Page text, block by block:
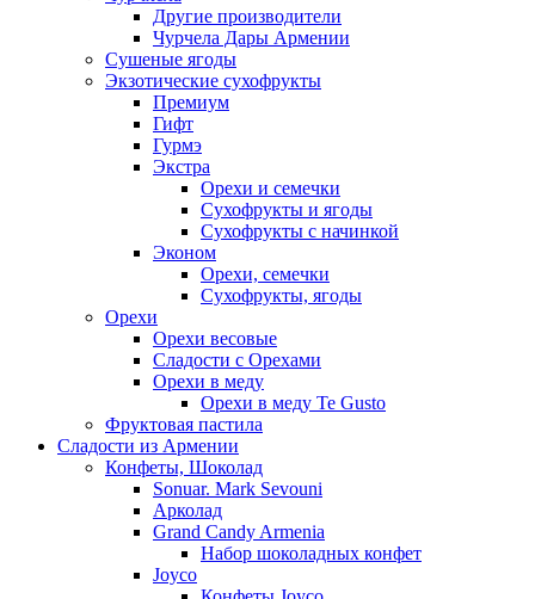
Другие производители
Чурчела Дары Армении
Сушеные ягоды
Экзотические сухофрукты
Премиум
Гифт
Гурмэ
Экстра
Орехи и семечки
Сухофрукты и ягоды
Сухофрукты с начинкой
Эконом
Орехи, семечки
Сухофрукты, ягоды
Орехи
Орехи весовые
Сладости с Орехами
Орехи в меду
Орехи в меду Te Gusto
Фруктовая пастила
Сладости из Армении
Конфеты, Шоколад
Sonuar. Mark Sevouni
Арколад
Grand Candy Armenia
Набор шоколадных конфет
Joyco